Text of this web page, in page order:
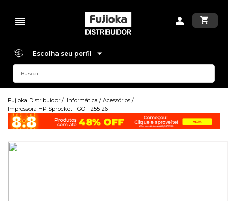
Escolha seu perfil
Fujioka Distribuidor Informática
Acessórios
Impressora HP Sprocket - GO - 255126